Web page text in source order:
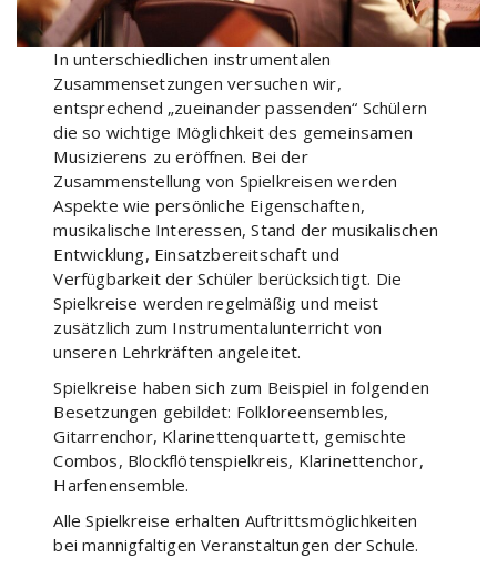
In unterschiedlichen instrumentalen
Zusammensetzungen versuchen wir,
entsprechend „zueinander passenden“ Schülern
die so wichtige Möglichkeit des gemeinsamen
Musizierens zu eröffnen. Bei der
Zusammenstellung von Spielkreisen werden
Aspekte wie persönliche Eigenschaften,
musikalische Interessen, Stand der musikalischen
Entwicklung, Einsatzbereitschaft und
Verfügbarkeit der Schüler berücksichtigt. Die
Spielkreise werden regelmäßig und meist
zusätzlich zum Instrumentalunterrichtvon
unseren Lehrkräften angeleitet.
Spielkreise haben sich zum Beispiel in folgenden
Besetzungen gebildet: Folkloreensembles,
Gitarrenchor, Klarinettenquartett, gemischte
Combos, Blockflötenspielkreis, Klarinettenchor,
Harfenensemble.
Alle Spielkreise erhalten Auftrittsmöglichkeiten
bei mannigfaltigenVeranstaltungen der Schule.